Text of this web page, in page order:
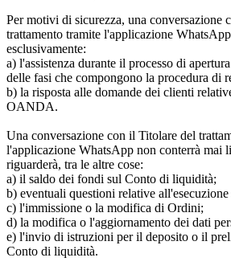
Per motivi di sicurezza, una conversazione
trattamento tramite l'applicazione
esclusivamente:
a) l'assistenza durante il processo di
delle fasi che compongono la procedura di
b) la risposta alle domande dei clienti
OANDA.
Una conversazione con il Titolare del
l'applicazione WhatsApp non conterrà mai
riguarderà, tra le altre cose:
a) il saldo dei fondi sul Conto di liquidità;
b) eventuali questioni relative
c) l'immissione o la modifica di Ordini;
d) la modifica o l'aggiornamento dei dati
e) l'invio di istruzioni per il deposito o il
Conto di liquidità.